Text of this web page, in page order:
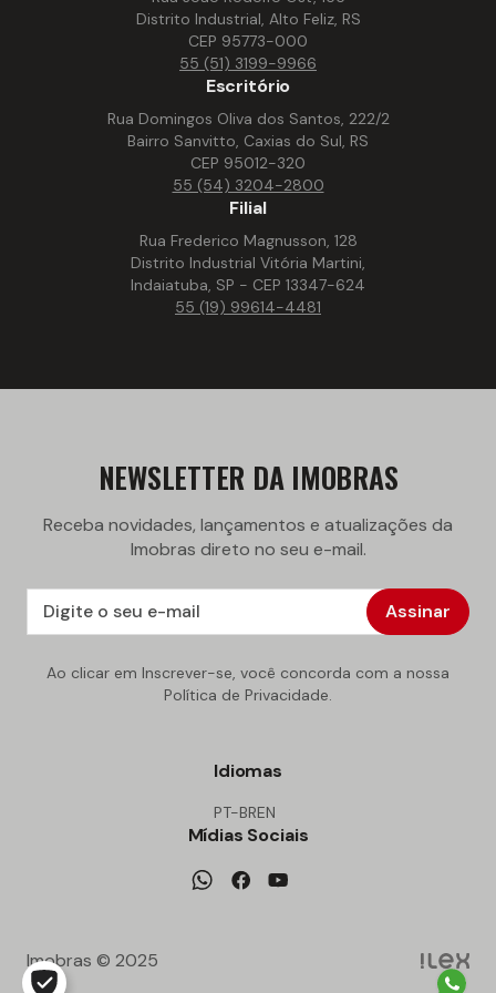
Distrito Industrial, Alto Feliz, RS
CEP 95773-000
55 (51) 3199-9966
Escritório
Rua Domingos Oliva dos Santos, 222/2
Bairro Sanvitto, Caxias do Sul, RS
CEP 95012-320
55 (54) 3204-2800
Filial
Rua Frederico Magnusson, 128
Distrito Industrial Vitória Martini,
Indaiatuba, SP - CEP 13347-624
55 (19) 99614-4481
NEWSLETTER DA IMOBRAS
Receba novidades, lançamentos e atualizações da
Imobras direto no seu e-mail.
Assinar
Ao clicar em Inscrever-se, você concorda com a nossa
Política de Privacidade.
Idiomas
PT-BREN
Mídias Sociais
Imobras © 2025